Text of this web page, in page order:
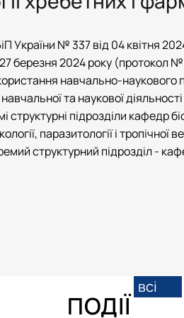
України № 337 від 04 квітня
27 березня 2024 року (протокол
навчально-наукового
та наукової
підрозділи кафедр
паразитології і тропічної
структурний підрозділ -
ПОДІЇ
всі